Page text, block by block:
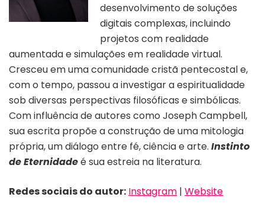
desenvolvimento de soluções
digitais complexas, incluindo
projetos com realidade
aumentada e simulações em realidade virtual.
Cresceu em uma comunidade cristã pentecostal e,
com o tempo, passou a investigar a espiritualidade
sob diversas perspectivas filosóficas e simbólicas.
Com influência de autores como Joseph Campbell,
sua escrita propõe a construção de uma mitologia
própria, um diálogo entre fé, ciência e arte. Instinto
de Eternidadeé sua estreia na literatura.
Redes sociais do autor: Instagram | Website